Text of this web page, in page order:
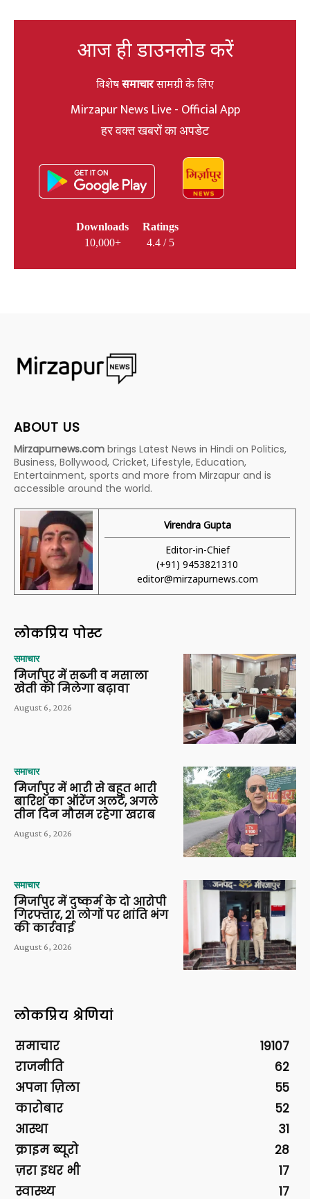
आज ही डाउनलोड करें
विशेषसमाचारसामग्री के लिए
Mirzapur News Live - Official App
हर वक्त खबरों का अपडेट
Downloads
10,000+
Ratings
4.4 / 5
ABOUT US
Mirzapurnews.com brings Latest News in Hindi on Politics,
Business, Bollywood, Cricket, Lifestyle, Education,
Entertainment, sports and more from Mirzapur and is
accessible around the world.
Virendra Gupta
Editor-in-Chief
(+91) 9453821310
editor@mirzapurnews.com
लोकप्रिय पोस्ट
समाचार
मिर्जापुर में सब्जी व मसाला
खेती को मिलेगा बढ़ावा
August 6, 2026
समाचार
मिर्जापुर में भारी से बहुत भारी
बारिश का ऑरेंज अलर्ट, अगले
तीन दिन मौसम रहेगा खराब
August 6, 2026
समाचार
मिर्जापुर में दुष्कर्म के दो आरोपी
गिरफ्तार, 21 लोगों पर शांति भंग
की कार्रवाई
August 6, 2026
लोकप्रिय श्रेणियां
समाचार
19107
राजनीति
62
अपना ज़िला
55
कारोबार
52
आस्था
31
क्राइम ब्यूरो
28
ज़रा इधर भी
17
स्वास्थ्य
17